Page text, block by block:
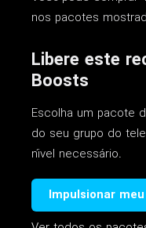
nos pacotes
Libere este
Boosts
Escolha um pacote
do seu grupo do
nível necessário.
Impulsionar